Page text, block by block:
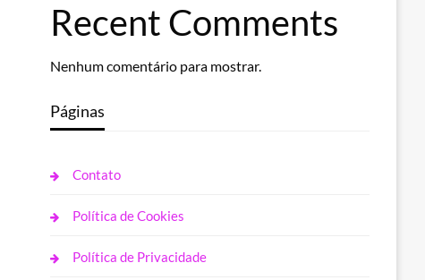
Recent Comments
Nenhum comentário para mostrar.
Páginas
Contato
Política de Cookies
Política de Privacidade